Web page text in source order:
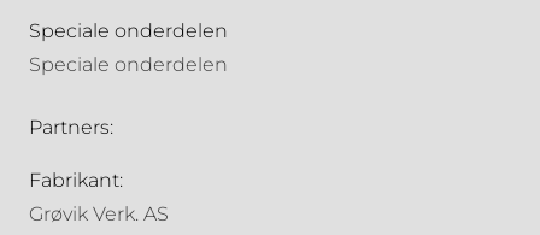
Speciale onderdelen
Speciale onderdelen
Partners:
Fabrikant:
Grøvik Verk. AS